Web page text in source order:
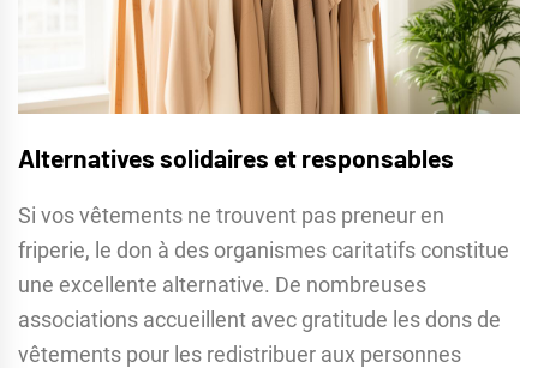
Alternatives solidaires et responsables
Si vos vêtements ne trouvent pas preneur en
friperie, le don à des organismes caritatifs constitue
une excellente alternative. De nombreuses
associations accueillent avec gratitude les dons de
vêtements pour les redistribuer aux personnes